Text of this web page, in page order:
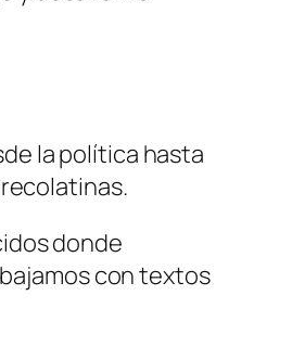
la política hasta
donde
con textos